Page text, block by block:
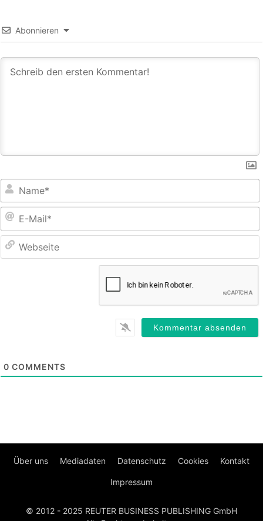
Abonnieren
0 COMMENTS
Über uns Mediadaten Datenschutz Cookies Kontakt
Impressum
© 2012 - 2025 REUTER BUSINESS PUBLISHING GmbH